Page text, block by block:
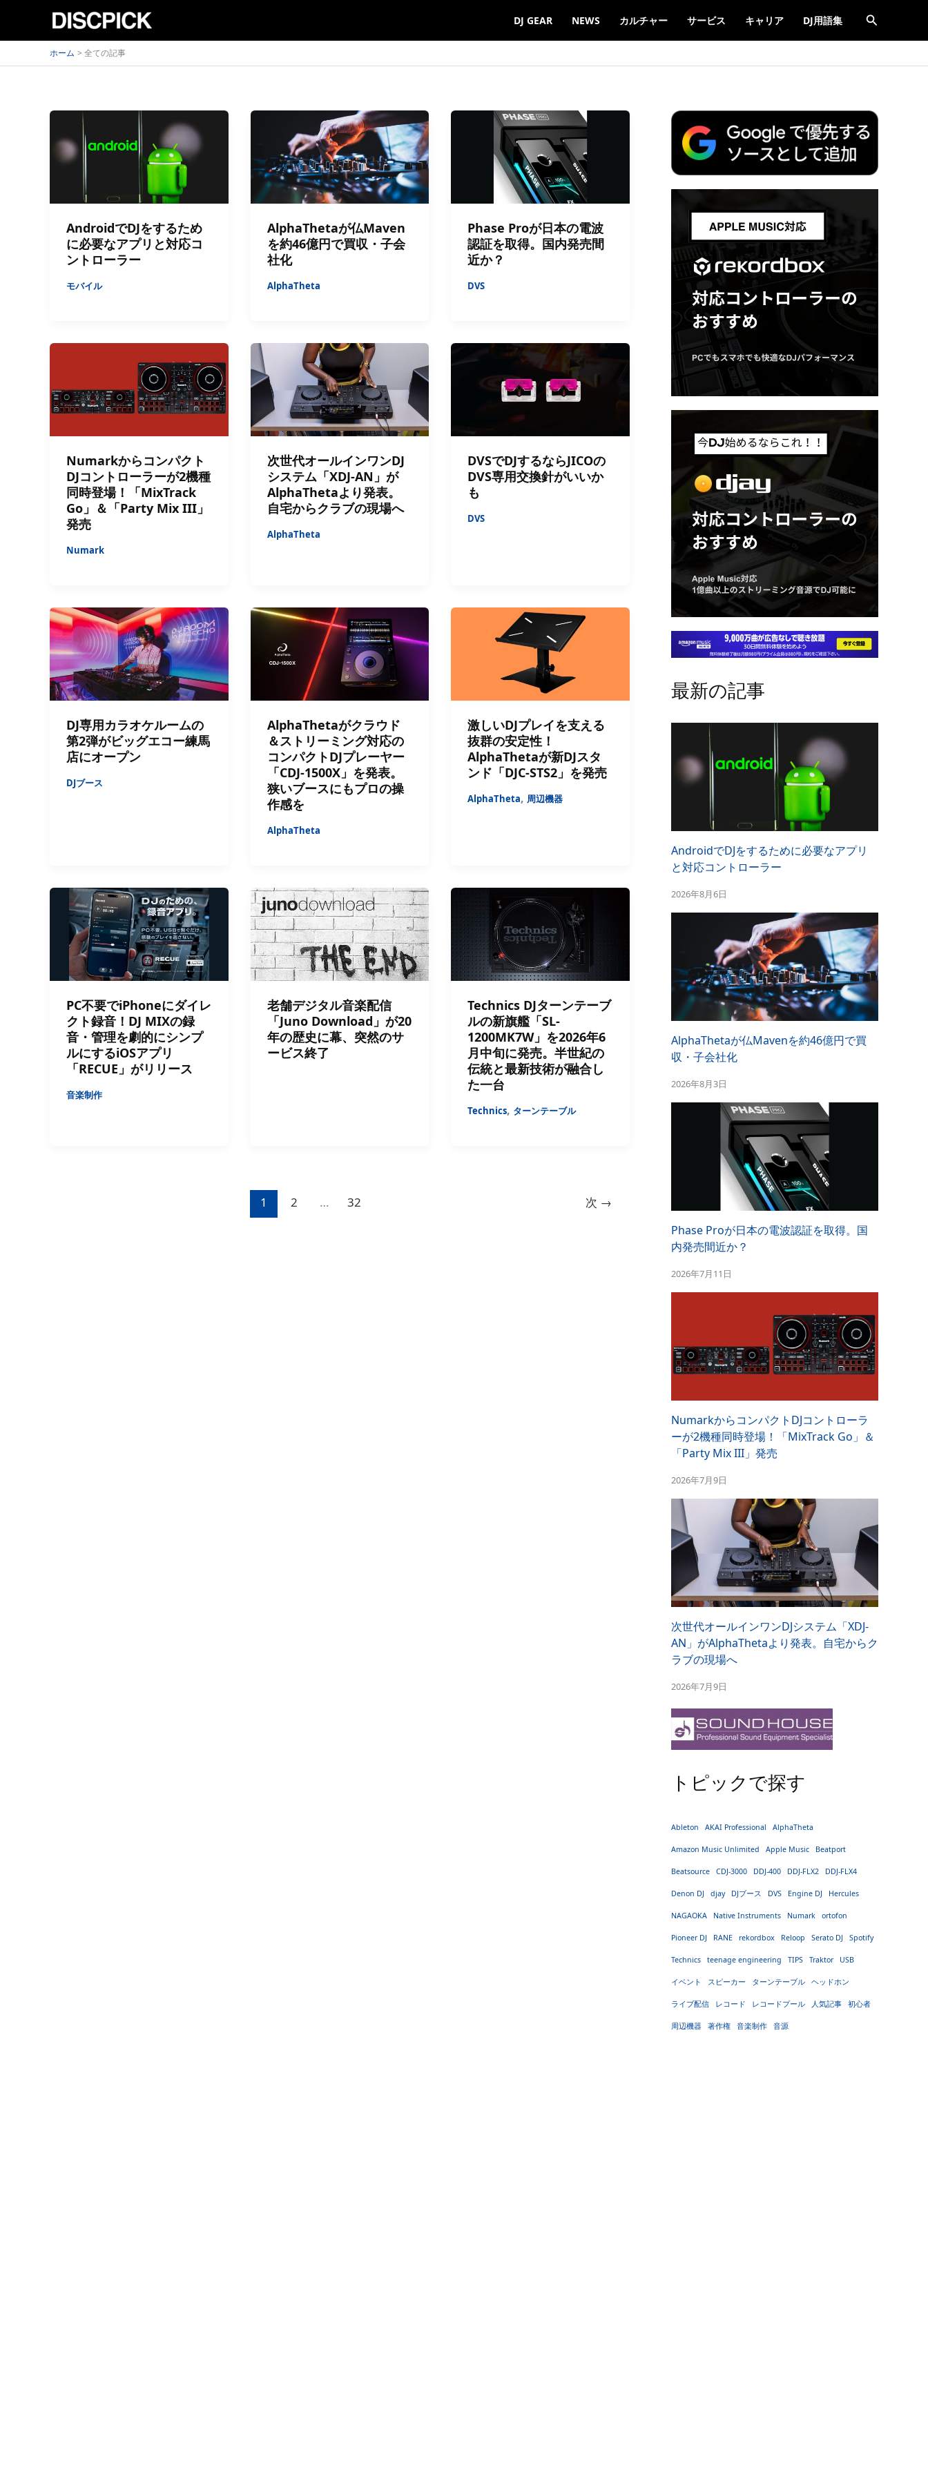
ス
DJ GEAR NEWS カルチャー サービス キャリア DJ用語集
検
ホーム 全ての記事
AndroidでDJをするため
に必要なアプリと対応コ
ントローラー
モバイル
AlphaThetaが仏Maven
を約46億円で買収・子会
社化
AlphaTheta
Phase Proが日本の電波
認証を取得。国内発売間
近か？
DVS
Numarkからコンパクト
DJコントローラーが2機種
同時登場！「MixTrack
Go」＆「Party Mix III」
発売
Numark
次世代オールインワンDJ
システム「XDJ-AN」が
AlphaThetaより発表。
自宅からクラブの現場へ
AlphaTheta
DVSでDJするならJICOの
DVS専用交換針がいいか
も
DVS
DJ専用カラオケルームの
第2弾がビッグエコー練馬
店にオープン
DJブース
AlphaThetaがクラウド
＆ストリーミング対応の
コンパクトDJプレーヤー
「CDJ-1500X」を発表。
狭いブースにもプロの操
作感を
AlphaTheta
激しいDJプレイを支える
抜群の安定性！
AlphaThetaが新DJスタ
ンド「DJC-STS2」を発売
AlphaTheta, 周辺機器
PC不要でiPhoneにダイレ
クト録音！DJ MIXの録
音・管理を劇的にシンプ
ルにするiOSアプリ
「RECUE」がリリース
音楽制作
老舗デジタル音楽配信
「Juno Download」が20
年の歴史に幕、突然のサ
ービス終了
Technics DJターンテーブ
ルの新旗艦「SL-
1200MK7W」を2026年6
月中旬に発売。半世紀の
伝統と最新技術が融合し
た一台
Technics, ターンテーブル
1 2 … 32 次 →
最新の記事
AndroidでDJをするために必要なアプリ
と対応コントローラー
2026年8月6日
AlphaThetaが仏Mavenを約46億円で買
収・子会社化
2026年8月3日
Phase Proが日本の電波認証を取得。国
内発売間近か？
2026年7月11日
NumarkからコンパクトDJコントローラ
ーが2機種同時登場！「MixTrack Go」＆
「Party Mix III」発売
2026年7月9日
次世代オールインワンDJシステム「XDJ-
AN」がAlphaThetaより発表。自宅からク
ラブの現場へ
2026年7月9日
トピックで探す
Ableton AKAI Professional AlphaTheta
Amazon Music Unlimited Apple Music Beatport
Beatsource CDJ-3000 DDJ-400 DDJ-FLX2 DDJ-FLX4
Denon DJ djay DJブース DVS Engine DJ Hercules
NAGAOKA Native Instruments Numark ortofon
Pioneer DJ RANE rekordbox Reloop Serato DJ Spotify
Technics teenage engineering TIPS Traktor USB
イベント スピーカー ターンテーブル ヘッドホン
ライブ配信 レコード レコードプール 人気記事 初心者
周辺機器 著作権 音楽制作 音源